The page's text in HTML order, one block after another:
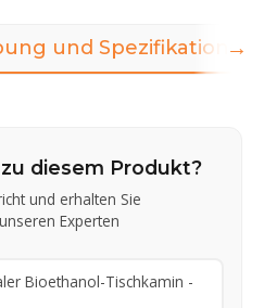
und Spezifikationen
diesem Produkt?
und erhalten Sie
Experten
Bioethanol-Tischkamin -
→